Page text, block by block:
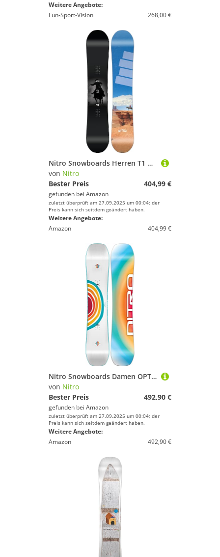
Weitere Angebote:
Fun-Sport-Vision
268,00 €
Nitro Snowboards Herren T1 Wide Board ´25, Freestyleboard, Twin, Cam-Out Camber, Park
von Nitro
Bester Preis
404,99 €
gefunden bei Amazon
zuletzt überprüft am 27.09.2025 um 00:04; der
Preis kann sich seitdem geändert haben.
Weitere Angebote:
Amazon
404,99 €
Nitro Snowboards Damen OPTISYM Womens BRD ´23, Freestyleboard, Asym Twin, Cam-Out Camber, Urban
von Nitro
Bester Preis
492,90 €
gefunden bei Amazon
zuletzt überprüft am 27.09.2025 um 00:04; der
Preis kann sich seitdem geändert haben.
Weitere Angebote:
Amazon
492,90 €